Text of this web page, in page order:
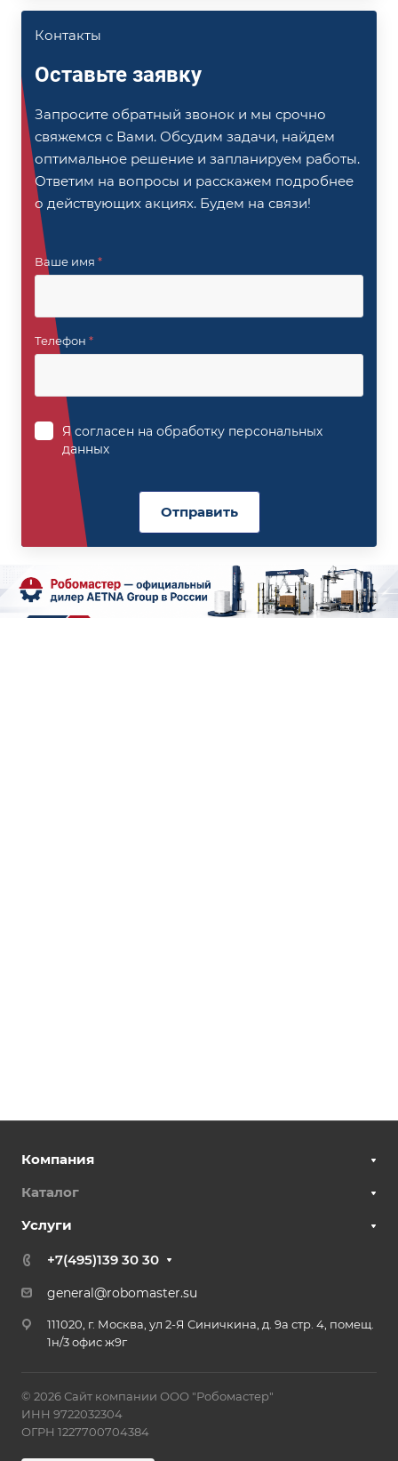
Контакты
Оставьте заявку
Запросите обратный звонок и мы срочно
свяжемся с Вами. Обсудим задачи, найдем
оптимальное решение и запланируем работы.
Ответим на вопросы и расскажем подробнее
о действующих акциях. Будем на связи!
Ваше имя *
Телефон *
Я согласен на обработку персональных
данных
Отправить
Компания
Каталог
Услуги
+7(495)139 30 30
general@robomaster.su
111020, г. Москва, ул 2-Я Синичкина, д. 9а стр. 4, помещ.
1н/3 офис ж9г
© 2026 Сайт компании ООО "Робомастер"
ИНН 9722032304
ОГРН 1227700704384